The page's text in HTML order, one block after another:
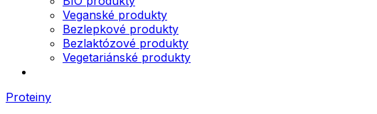
Veganské produkty
Bezlepkové produkty
Bezlaktózové produkty
Vegetariánské produkty
Proteiny